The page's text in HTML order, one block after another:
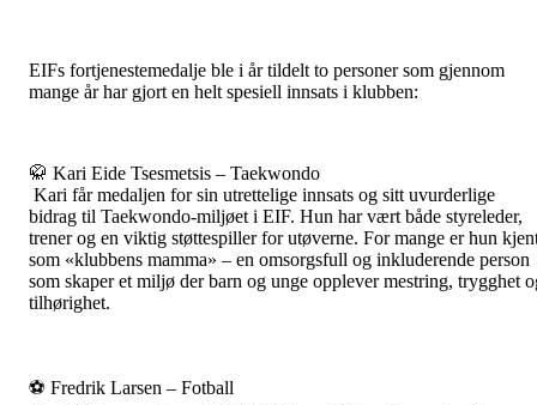
EIFs fortjenestemedalje ble i år tildelt to personer som gjennom
mange år har gjort en helt spesiell innsats i klubben:
🥋 Kari Eide Tsesmetsis – Taekwondo
Kari får medaljen for sin utrettelige innsats og sitt uvurderlige
bidrag til Taekwondo-miljøet i EIF. Hun har vært både styreleder,
trener og en viktig støttespiller for utøverne. For mange er hun
som «klubbens mamma» – en omsorgsfull og inkluderende person
som skaper et miljø der barn og unge opplever mestring, trygghet
tilhørighet.
⚽ Fredrik Larsen – Fotball